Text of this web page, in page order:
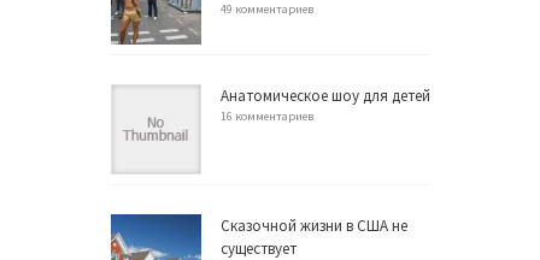
49 комментариев
Анатомическое шоу для детей
16 комментариев
Сказочной жизни в США не
существует